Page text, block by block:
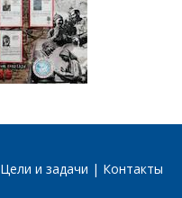
Цели и задачи Контакты